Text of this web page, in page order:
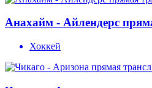
Анахайм - Айлендерс
Хоккей